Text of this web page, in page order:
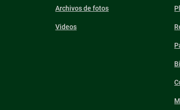
Archivos de fotos
Videos